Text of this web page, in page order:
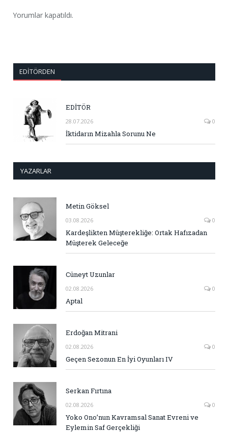
Yorumlar kapatıldı.
EDITÖRDEN
EDİTÖR
28.07.2026 0
İktidarın Mizahla Sorunu Ne
YAZARLAR
Metin Göksel
03.08.2026 0
Kardeşlikten Müşterekliğe: Ortak Hafızadan
Müşterek Geleceğe
Cüneyt Uzunlar
02.08.2026 0
Aptal
Erdoğan Mitrani
02.08.2026 0
Geçen Sezonun En İyi Oyunları IV
Serkan Fırtına
02.08.2026 0
Yoko Ono’nun Kavramsal Sanat Evreni ve
Eylemin Saf Gerçekliği